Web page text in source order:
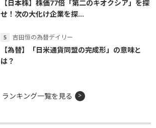
【日本株】株価77倍「第二のキオクシア」を探
せ！次の大化け企業を探...
吉田恒の為替デイリー
【為替】「日米通貨同盟の完成形」の意味と
は？
ランキング一覧を見る